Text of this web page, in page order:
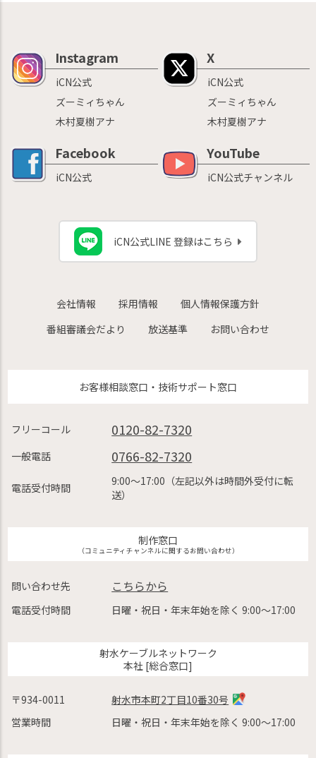
Instagram
iCN公式
ズーミィちゃん
木村夏樹アナ
X
iCN公式
ズーミィちゃん
木村夏樹アナ
Facebook
iCN公式
YouTube
iCN公式チャンネル
iCN公式LINE 登録はこちら
会社情報 採用情報
個人情報保護方針
番組審議会だより
放送基準 お問い合わせ
お客様相談窓口・技術サポート窓口
フリーコール 0120-82-7320
一般電話 0766-82-7320
電話受付時間
9:00〜17:00（左記以外は時間外受付に転
送）
制作窓口
（コミュニティチャンネルに関するお問い合わせ）
問い合わせ先 こちらから
電話受付時間 日曜・祝日・年末年始を除く 9:00〜17:00
射水ケーブルネットワーク
本社 [総合窓口]
〒934-0011
射水市本町2丁目10番30号
営業時間
日曜・祝日・年末年始を除く 9:00〜17:00